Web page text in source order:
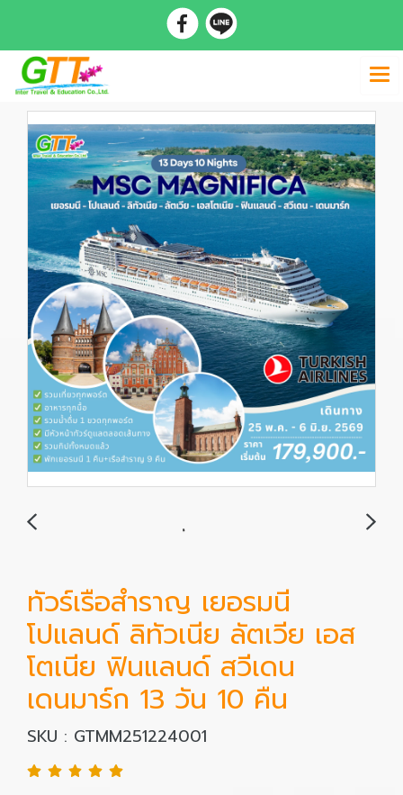
ทัวร์เรือสำราญ เยอรมนี
โปแลนด์ ลิทัวเนีย ลัตเวีย เอส
โตเนีย ฟินแลนด์ สวีเดน
เดนมาร์ก 13 วัน 10 คืน
SKU : GTMM251224001